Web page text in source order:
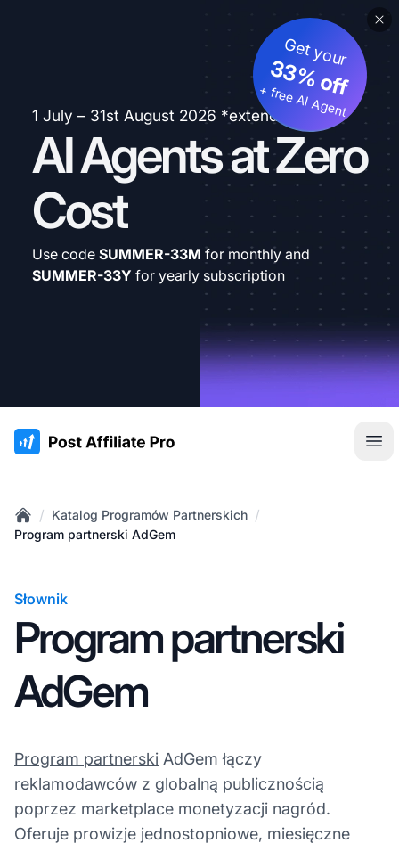
1 July – 31st August 2026 *extended
AI Agents at Zero
Cost
Get your
33% off
+ free AI Agent
Use code SUMMER-33M for monthly and
SUMMER-33Y for yearly subscription
:site.title
Home
/ Katalog Programów Partnerskich /
Program partnerski AdGem
Słownik
Program partnerski
AdGem
Program partnerski AdGem łączy
reklamodawców z globalną publicznością
poprzez marketplace monetyzacji nagród.
Oferuje prowizje jednostopniowe, miesięczne